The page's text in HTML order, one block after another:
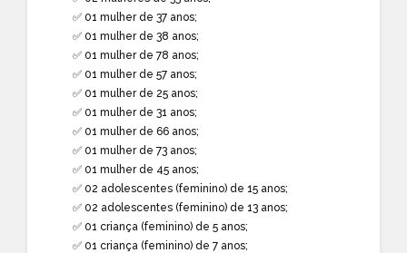
✅ 01 mulher de 37 anos;
✅ 01 mulher de 38 anos;
✅ 01 mulher de 78 anos;
✅ 01 mulher de 57 anos;
✅ 01 mulher de 25 anos;
✅ 01 mulher de 31 anos;
✅ 01 mulher de 66 anos;
✅ 01 mulher de 73 anos;
✅ 01 mulher de 45 anos;
✅ 02 adolescentes (feminino) de 15 anos;
✅ 02 adolescentes (feminino) de 13 anos;
✅ 01 criança (feminino) de 5 anos;
✅ 01 criança (feminino) de 7 anos;